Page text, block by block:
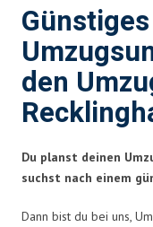
Günstiges
den
Du planst deinen
suchst nach einem
Dann bist du bei uns,